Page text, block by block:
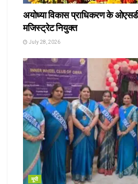
अयोध्या विकास प्राधिकरण के
मजिस्ट्रेट नियुक्त
July 28, 2026
यूपी